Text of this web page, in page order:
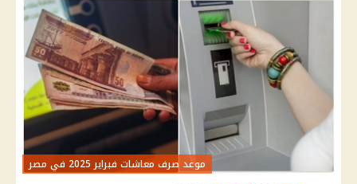
موعد صرف معاشات فبراير 2025 في مصر